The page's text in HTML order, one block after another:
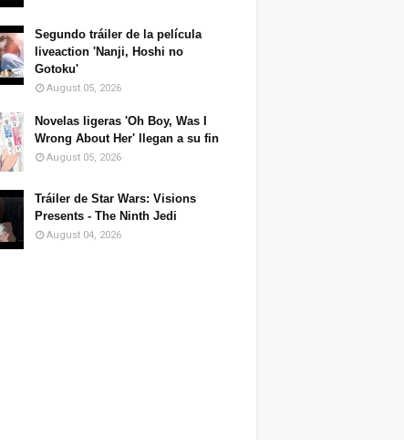
Segundo tráiler de la película
liveaction 'Nanji, Hoshi no
Gotoku'
August 05, 2026
Novelas ligeras 'Oh Boy, Was I
Wrong About Her' llegan a su fin
August 05, 2026
Tráiler de Star Wars: Visions
Presents - The Ninth Jedi
August 04, 2026